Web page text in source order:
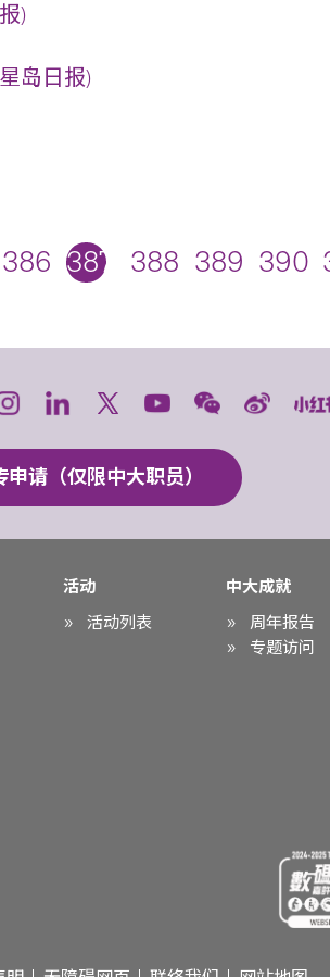
)
岛日报)
386 387 388 389 390
申请（仅限中大职员）
活动
活动列表
中大成就
周年报告
专题访问